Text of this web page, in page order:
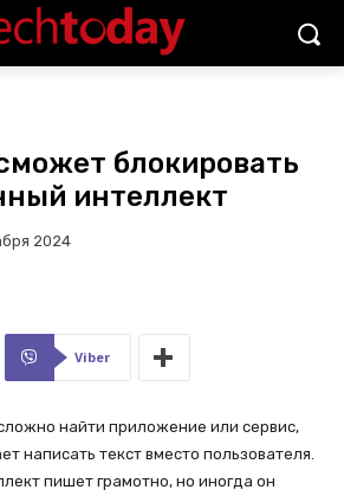
блокировать
интеллект
2024
Viber
найти приложение или сервис,
написать текст вместо пользователя.
пишет грамотно, но иногда он